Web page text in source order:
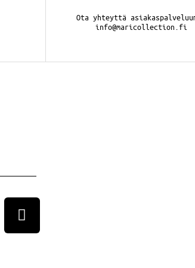
Ota yhteyttä
info@maricollection.fi